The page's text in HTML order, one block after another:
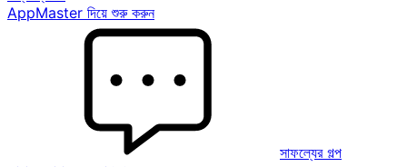
AppMaster দিয়ে শুরু করুন
সাফল্যের গল্প